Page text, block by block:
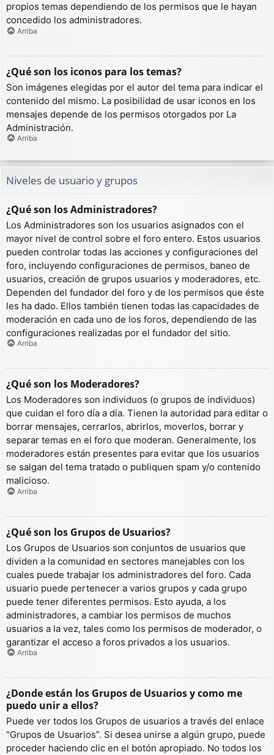
propios temas dependiendo de los permisos que le hayan
concedido los administradores.
Arriba
¿Qué son los iconos para los temas?
Son imágenes elegidas por el autor del tema para indicar el
contenido del mismo. La posibilidad de usar iconos en los
mensajes depende de los permisos otorgados por La
Administración.
Arriba
Niveles de usuario y grupos
¿Qué son los Administradores?
Los Administradores son los usuarios asignados con el
mayor nivel de control sobre el foro entero. Estos usuarios
pueden controlar todas las acciones y configuraciones del
foro, incluyendo configuraciones de permisos, baneo de
usuarios, creación de grupos usuarios y moderadores, etc.
Dependen del fundador del foro y de los permisos que éste
les ha dado. Ellos también tienen todas las capacidades de
moderación en cada uno de los foros, dependiendo de las
configuraciones realizadas por el fundador del sitio.
Arriba
¿Qué son los Moderadores?
Los Moderadores son individuos (o grupos de individuos)
que cuidan el foro día a día. Tienen la autoridad para editar o
borrar mensajes, cerrarlos, abrirlos, moverlos, borrar y
separar temas en el foro que moderan. Generalmente, los
moderadores están presentes para evitar que los usuarios
se salgan del tema tratado o publiquen spam y/o contenido
malicioso.
Arriba
¿Qué son los Grupos de Usuarios?
Los Grupos de Usuarios son conjuntos de usuarios que
dividen a la comunidad en sectores manejables con los
cuales puede trabajar los administradores del foro. Cada
usuario puede pertenecer a varios grupos y cada grupo
puede tener diferentes permisos. Esto ayuda, a los
administradores, a cambiar los permisos de muchos
usuarios a la vez, tales como los permisos de moderador, o
garantizar el acceso a foros privados a los usuarios.
Arriba
¿Donde están los Grupos de Usuarios y como me
puedo unir a ellos?
Puede ver todos los Grupos de usuarios a través del enlace
“Grupos de Usuarios”. Si desea unirse a algún grupo, puede
proceder haciendo clic en el botón apropiado. No todos los